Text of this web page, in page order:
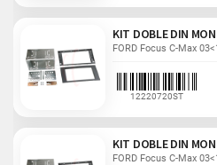
KIT DOBLE DIN
FORD Focus C-Max
12220720ST
KIT DOBLE DIN
FORD Focus C-Max